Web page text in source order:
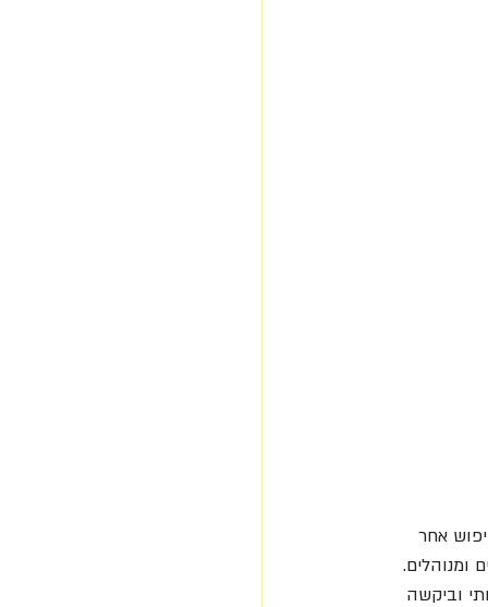
אחר
ומנוהלים.
וביקשה